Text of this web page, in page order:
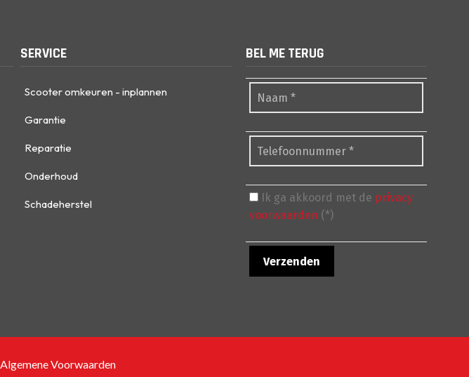
SERVICE
Scooter omkeuren - inplannen
Garantie
Reparatie
Onderhoud
Schadeherstel
BEL ME TERUG
Ik ga akkoord met de privacy
voorwaarden (*)
Algemene Voorwaarden